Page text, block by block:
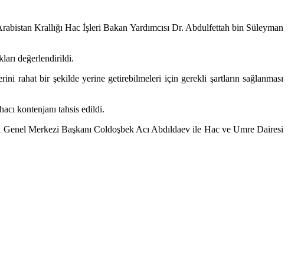
Krallığı Hac İşleri Bakan Yardımcısı Dr. Abdulfettah bin Süleyman
değerlendirildi.
rahat bir şekilde yerine getirebilmeleri için gerekli şartların sağlanması
kontenjanı tahsis edildi.
Merkezi Başkanı Coldoşbek Acı Abdıldaev ile Hac ve Umre Dairesi